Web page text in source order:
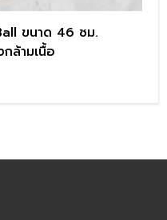
ขนาด 46 ซม.
ล้ามเนื้อ